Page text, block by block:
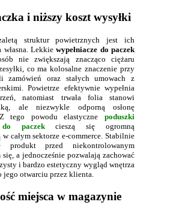
i niższy koszt wysyłki
struktur powietrznych jest ich
własna. Lekkiewypełniacze do paczek
nie zwiększają znacząco ciężaru
co ma kolosalne znaczenie przy
zamówień oraz stałych umowach z
Powietrze efektywnie wypełnia
natomiast trwała folia stanowi
ale niezwykle odporną osłonę
tego powodu elastyczne poduszki
paczekcieszą się ogromną
całym sektorze e-commerce. Stabilnie
produkt przed niekontrolowanym
się, a jednocześnie pozwalają zachować
i bardzo estetyczny wygląd wnętrza
jego otwarciu przez klienta.
miejsca w magazynie